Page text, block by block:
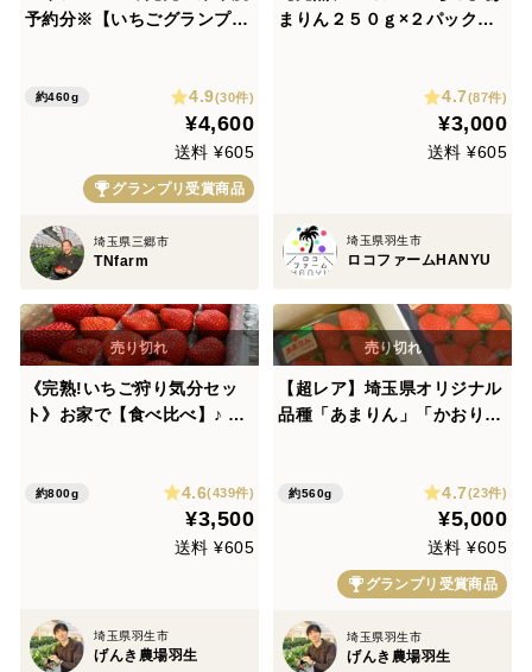
予約分※【いちごグランプリ
約460g 4.9(30件)
¥4,600
送料 ¥605
グランプリ受賞商品
埼玉県三郷市
TNfarm
まりん２５０ｇ×２パックーD
4.7(87件)
¥3,000
送料 ¥605
埼玉県羽生市
ロコファームHANYU
《完熟!いちご狩り気分セッ
ト》お家で【食べ比べ】♪ 埼
約800g 4.6(439件)
¥3,500
送料 ¥605
埼玉県羽生市
げんき農場羽生
【超レア】埼玉県オリジナル
品種「あまりん」「かおり
約560g 4.7(23件)
¥5,000
送料 ¥605
グランプリ受賞商品
埼玉県羽生市
げんき農場羽生